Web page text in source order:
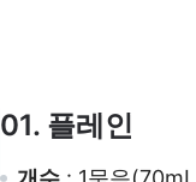
01. 플레인